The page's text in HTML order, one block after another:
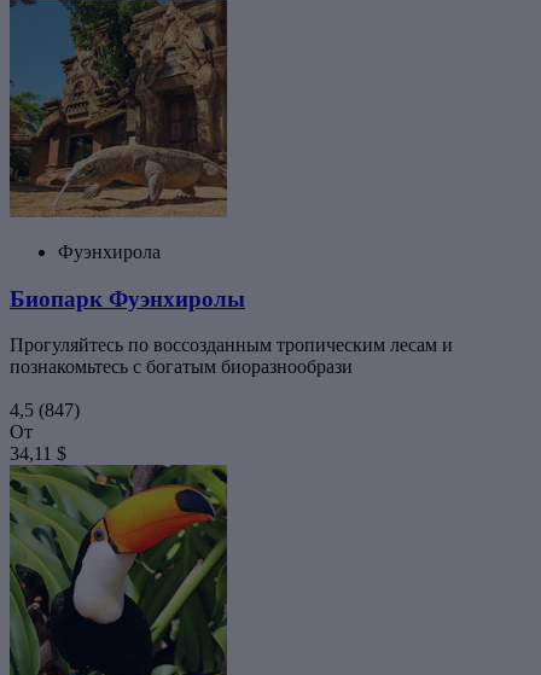
Фуэнхирола
Биопарк Фуэнхиролы
Прогуляйтесь по воссозданным тропическим лесам и
познакомьтесь с богатым биоразнообрази
4,5 (847)
От
34,11 $